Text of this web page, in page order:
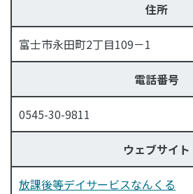
住所
富士市永田町2丁目109－1
電話番号
0545-30-9811
ウェブサイト
放課後等デイサービスなんくる